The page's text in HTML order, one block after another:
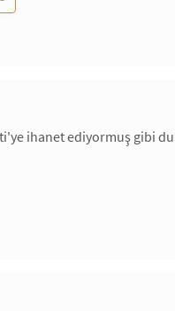
ihanet ediyormuş gibi